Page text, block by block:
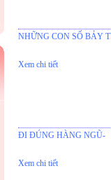
NHỮNG CON SỐ BẢY
Xem chi tiết
ĐI ĐÚNG HÀNG NGŨ-
Xem chi tiết